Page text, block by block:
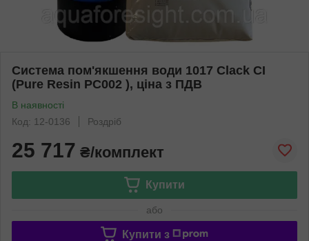
Система пом'якшення води 1017 Clack CI
(Pure Resin PC002 ), ціна з ПДВ
В наявності
Код: 12-0136
Роздріб
25 717 ₴/комплект
Купити
або
Купити з